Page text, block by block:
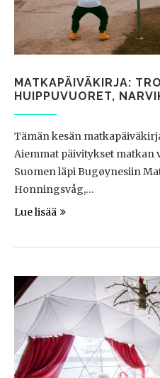
MATKAPÄIVÄKIRJA:
HUIPPUVUORET,
Tämän kesän
Aiemmat päivitykset matkan
Suomen läpi Bugøynesiin
Honningsvåg,…
Lue lisää